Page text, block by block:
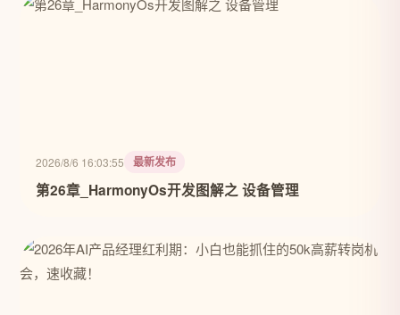
2026/8/6 16:03:55 最新发布
第26章_HarmonyOs开发图解之 设备管理